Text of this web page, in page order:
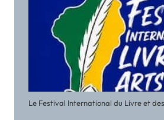
Le Festival International du Livre et